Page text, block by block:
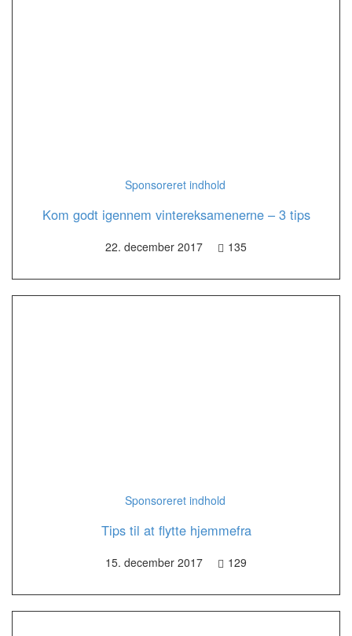
Sponsoreret indhold
Kom godt igennem vintereksamenerne – 3 tips
22. december 2017 135
Sponsoreret indhold
Tips til at flytte hjemmefra
15. december 2017 129